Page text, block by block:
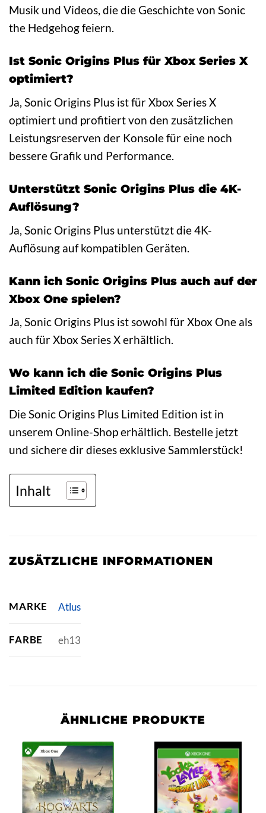
Musik und Videos, die die Geschichte von Sonic
the Hedgehog feiern.
Ist Sonic Origins Plus für Xbox Series X
optimiert?
Ja, Sonic Origins Plus ist für Xbox Series X
optimiert und profitiert von den zusätzlichen
Leistungsreserven der Konsole für eine noch
bessere Grafik und Performance.
Unterstützt Sonic Origins Plus die 4K-
Auflösung?
Ja, Sonic Origins Plus unterstützt die 4K-
Auflösung auf kompatiblen Geräten.
Kann ich Sonic Origins Plus auch auf der
Xbox One spielen?
Ja, Sonic Origins Plus ist sowohl für Xbox One als
auch für Xbox Series X erhältlich.
Wo kann ich die Sonic Origins Plus
Limited Edition kaufen?
Die Sonic Origins Plus Limited Edition ist in
unserem Online-Shop erhältlich. Bestelle jetzt
und sichere dir dieses exklusive Sammlerstück!
Inhalt
ZUSÄTZLICHE INFORMATIONEN
MARKE Atlus
FARBE eh13
ÄHNLICHE PRODUKTE